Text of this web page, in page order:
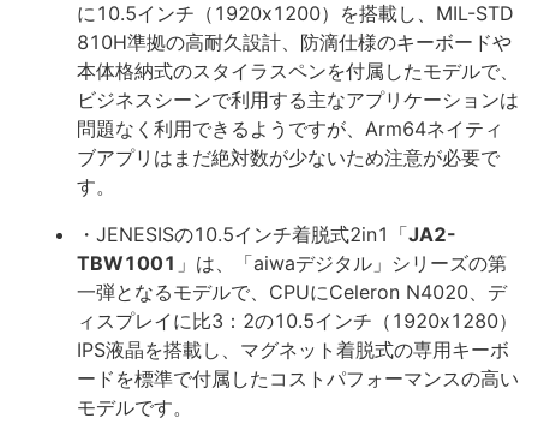
に10.5インチ（1920x1200）を搭載し、MIL-STD
810H準拠の高耐久設計、防滴仕様のキーボードや
本体格納式のスタイラスペンを付属したモデルで、
ビジネスシーンで利用する主なアプリケーションは
問題なく利用できるようですが、Arm64ネイティ
ブアプリはまだ絶対数が少ないため注意が必要で
す。
・JENESISの10.5インチ着脱式2in1「JA2-
TBW1001 」は、「aiwaデジタル」シリーズの第
一弾となるモデルで、CPUにCeleron N4020、デ
ィスプレイに比3：2の10.5インチ（1920x1280）
IPS液晶を搭載し、マグネット着脱式の専用キーボ
ードを標準で付属したコストパフォーマンスの高い
モデルです。